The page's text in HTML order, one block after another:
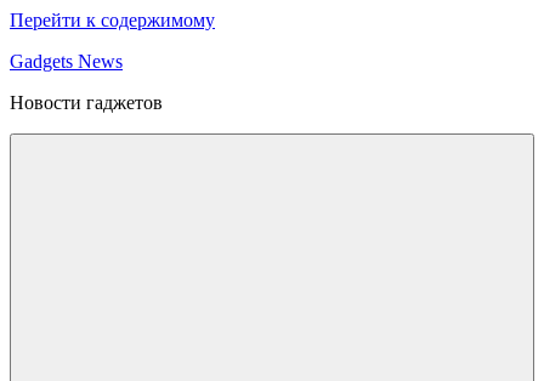
Перейти к содержимому
Gadgets News
Новости гаджетов